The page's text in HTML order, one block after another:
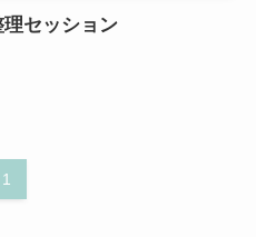
セッション
1